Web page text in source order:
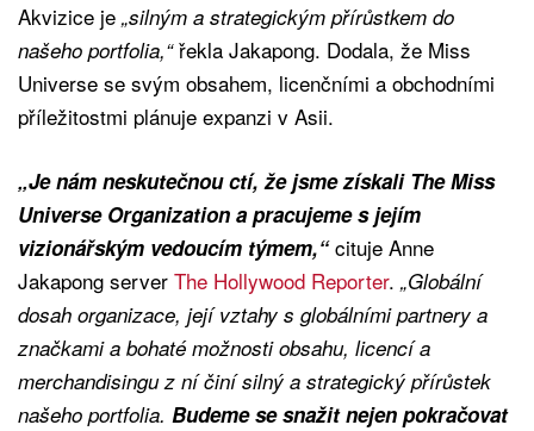
Akvizice je „silným a strategickým přírůstkem do
našeho portfolia,“řekla Jakapong. Dodala, že Miss
Universe se svým obsahem, licenčními a obchodními
příležitostmi plánuje expanzi v Asii.
„Je nám neskutečnou ctí, že jsme získali The Miss
Universe Organization a pracujeme s jejím
vizionářským vedoucím týmem,“cituje Anne
Jakapong server The Hollywood Reporter. „Globální
dosah organizace, její vztahy s globálními partnery a
značkami a bohaté možnosti obsahu, licencí a
merchandisingu z ní činí silný a strategický přírůstek
našeho portfolia. Budeme se snažit nejen pokračovat